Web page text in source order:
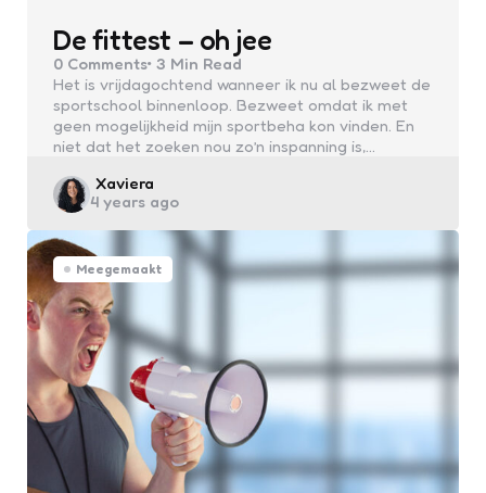
De fittest – oh jee
0 Comments 3 Min Read
Het is vrijdagochtend wanneer ik nu al bezweet de
sportschool binnenloop. Bezweet omdat ik met
geen mogelijkheid mijn sportbeha kon vinden. En
niet dat het zoeken nou zo’n inspanning is,…
Posted
by
Xaviera
4 years ago
Meegemaakt